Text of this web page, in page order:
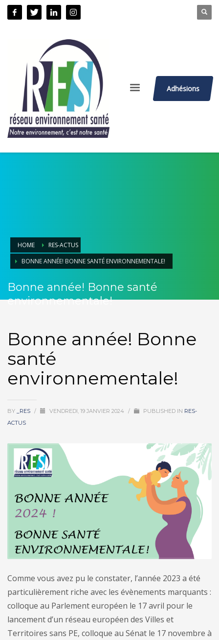
Adhésions
HOME
RES-ACTUS
BONNE ANNÉE! BONNE SANTÉ ENVIRONNEMENTALE!
Bonne année! Bonne santé
environnementale!
Bonne année! Bonne
santé
environnementale!
BY _RES / VENDREDI, 19 JANVIER 2024 / PUBLISHED IN RES-
ACTUS
Comme vous avez pu le constater, l’année 2023 a été
particulièrement riche avec les évènements marquants :
colloque au Parlement européen le 17 avril pour le
lancement d’un réseau européen des Villes et
Territoires sans PE, colloque au Sénat le 17 novembre à